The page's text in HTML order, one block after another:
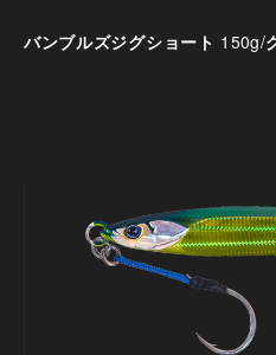
バンブルズジグショート 150g/